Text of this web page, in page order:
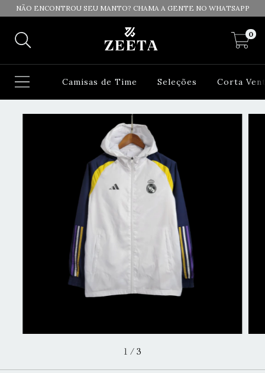
NÃO ENCONTROU SEU MANTO? CHAMA A GENTE NO WHATSAPP
0
Camisas de Time Seleções Corta
1 / 3